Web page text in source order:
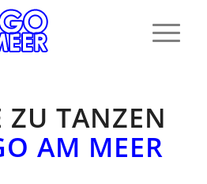
ZU TANZEN
AM MEER